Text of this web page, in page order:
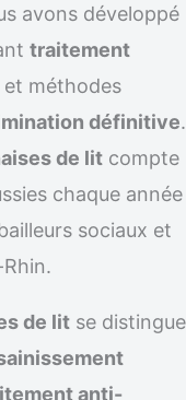
avons développé
traitement
et méthodes
définitive.
de lit compte
chaque année
sociaux et
de lit se distingue
anti-